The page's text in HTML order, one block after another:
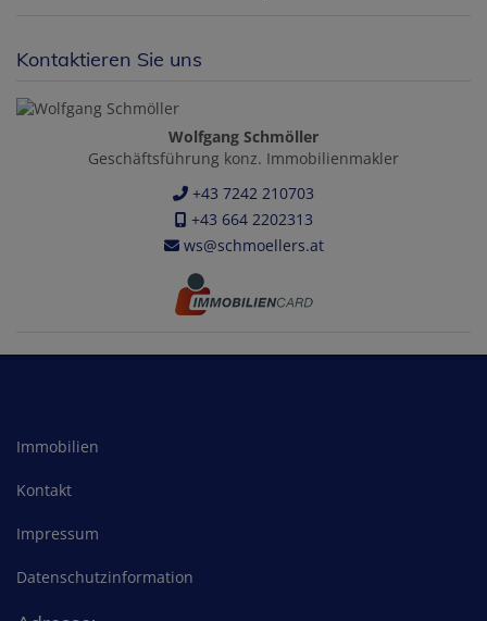
Kontaktieren Sie uns
Wolfgang Schmöller
Geschäftsführung konz. Immobilienmakler
+43 7242 210703
+43 664 2202313
ws@schmoellers.at
Immobilien
Kontakt
Impressum
Datenschutzinformation